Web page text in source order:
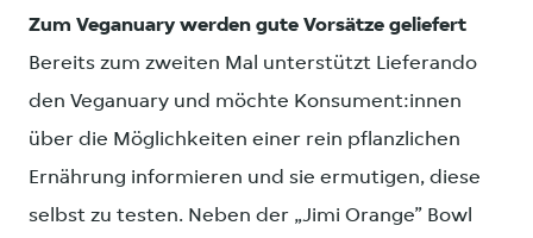
Zum Veganuary werden gute Vorsätze geliefert
Bereits zum zweiten Mal unterstützt Lieferando
den Veganuary und möchte Konsument:innen
über die Möglichkeiten einer rein pflanzlichen
Ernährung informieren und sie ermutigen, diese
selbst zu testen. Neben der „Jimi Orange” Bowl